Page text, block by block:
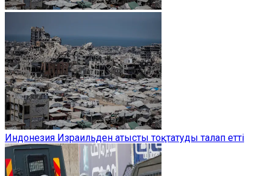
Индонезия Израильден атысты тоқтатуды талап етті